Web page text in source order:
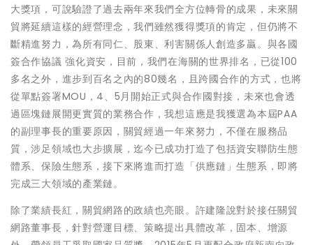
大獎項，可說驗證了過去兩年來我們全方位轉骨的成果，未來關
貿將延續這樣的經營理念，我們雖然獲得獎項的肯定，但仍將不
斷精進努力，為所有同仁、股東、利害關係人創造多贏。與各國
簽合作協議 強化資安，目前，我們在海關的世界排名，已從100
多名之外，進步到百名之內的80幾名，且跨國合作的方式，也將
從單點簽署MOU，4、5月開始正式與合作國對接，未來也會透
過區塊鏈展開更實質的業務合作，我想這應是我獲選為本屆PAA
的副理事長的重要原因，關貿經過一年來努力，不僅在服務品
質，涉足領域也大步擴展，迄今已成功打造了包括資安聯防生態
體系、保險生態系，接下來將進而打造「供應鏈」生態系，即將
完成三大領域的產業鏈。
除了業績長紅，關貿網路的政績也亮眼。許建隆說對於接任關貿
網路董事長，針對營運目標、策略提出具體改革，固本、增源